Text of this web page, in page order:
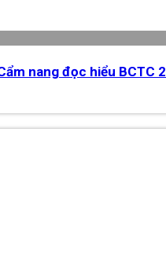
nang đọc hiểu BCTC